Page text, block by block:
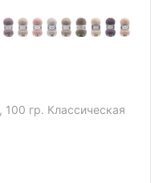
гр. Классическая